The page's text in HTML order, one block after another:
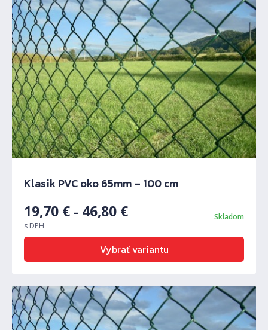
Klasik PVC oko 65mm – 100 cm
19,70 € – 46,80 €
s DPH
Skladom
Vybrať variantu